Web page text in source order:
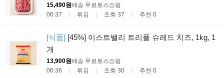
15,490원배송 무료토스쇼핑
06:37
튀김 조회 37 추천 0
[식품] [45%] 이스트밸리 트리플 슈레드 치즈, 1kg, 1
개
13,900원배송 무료토스쇼핑
06:36
튀김 조회 30 추천 0